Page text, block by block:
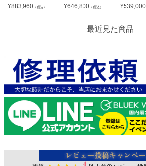
¥883,960 （税込）
¥646,800 （税込）
¥539,000
最近見た商品